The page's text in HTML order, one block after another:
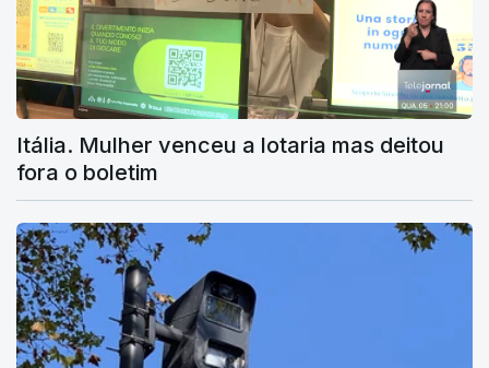
Itália. Mulher venceu a lotaria mas deitou
fora o boletim